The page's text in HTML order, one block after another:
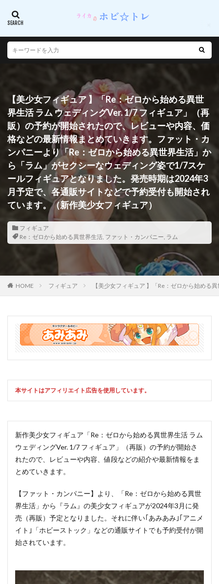
【美少女フィギュア 】「Re：ゼロから始める異世
界生活 ラム ウェディングVer. 1/7 フィギュア」（再
販）の予約が開始されたので、レビューや内容、価
格などの最新情報まとめていきます。ファット・カ
ンパニーより「Re：ゼロから始める異世界生活」か
ら「ラム」がセクシーなウェディング姿で1/7スケ
ールフィギュアとなりました。発売時期は2024年3
月予定で、各通販サイトなどで予約受付も開始され
ています。（新作美少女フィギュア）
フィギュア
Re：ゼロから始める異世界生活, ファット・カンパニー, ラム
HOME フィギュア 【美少女フィギュア 】「Re：ゼロから始め
本サイトはアフィリエイト広告を使用しています。
新作美少女フィギュア「Re：ゼロから始める異世界生活 ラム
ウェディングVer. 1/7 フィギュア」（再販）の予約が開始さ
れたので、レビューや内容、値段などの紹介や最新情報をま
とめていきます。
【ファット・カンパニー】より、「Re：ゼロから始める異世
界生活」から『ラム』の美少女フィギュアが2024年3月に発
売（再販）予定となりました。それに伴い｢あみあみ｣｢アニメ
イト｣「ホビーストック」などの通販サイトでも予約受付が開
始されています。